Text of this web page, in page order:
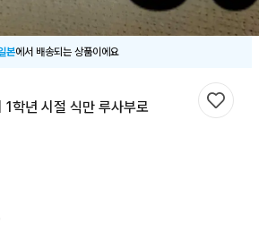
본에서 배송되는 상품이에요
1학년 시절 식만 루사부로 찜하기